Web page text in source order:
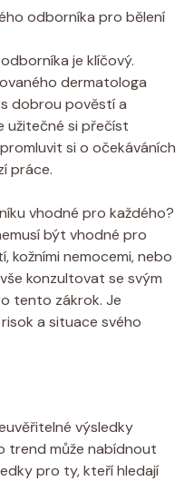
odborníka pro bělení
je klíčový.
dermatologa
dobrou pověstí a
užitečné si přečíst
si o očekáváních
práce.
vhodné pro každého?
být vhodné pro
kožními nemocemi, nebo
konzultovat se svým
tento zákrok. Je
a situace svého
výsledky
trend může nabídnout
pro ty, kteří hledají